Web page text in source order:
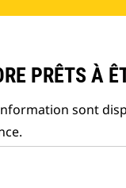
PRÊTS À
sont